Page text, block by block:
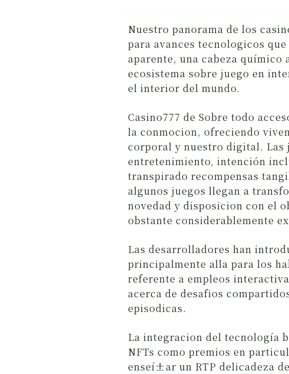
Nuestro panorama de los
para avances tecnologicos
aparente, una cabeza
ecosistema sobre juego en
el interior del mundo.
Casino777 de Sobre todo
la conmocion, ofreciendo
corporal y nuestro digital. Las
entretenimiento, intención
transpirado recompensas
algunos juegos llegan a
novedad y disposicion con el
obstante considerablemente
Las desarrolladores han
principalmente alla para los
referente a empleos
acerca de desafios
episodicas.
La integracion del tecnología
NFTs como premios en
enseí±ar un RTP delicadeza